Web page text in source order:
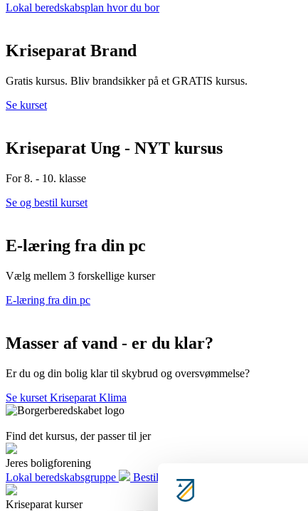
Lokal beredskabsplan hvor du bor
Kriseparat Brand
Gratis kursus. Bliv brandsikker på et GRATIS kursus.
Se kurset
Kriseparat Ung - NYT kursus
For 8. - 10. klasse
Se og bestil kurset
E-læring fra din pc
Vælg mellem 3 forskellige kurser
E-læring fra din pc
Masser af vand - er du klar?
Er du og din bolig klar til skybrud og oversvømmelse?
Se kurset Kriseparat Klima
Find det kursus, der passer til jer
Jeres boligforening
Lokal beredskabsgruppe
Bestil workshop NU
Kriseparat kurser